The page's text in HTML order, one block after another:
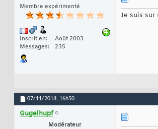
Membre expérimenté
Inscrit en
Août 2003
Messages
235
Je suis sur
07/11/2018, 16h50
Gugelhupf
Modérateur